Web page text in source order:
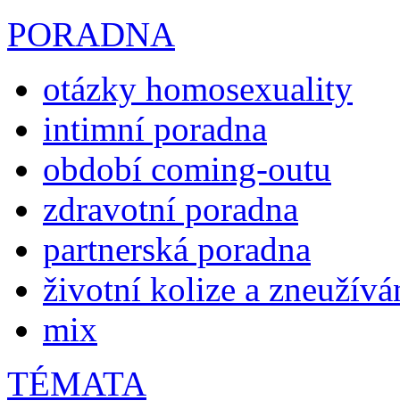
PORADNA
otázky homosexuality
intimní poradna
období coming-outu
zdravotní poradna
partnerská poradna
životní kolize a
mix
TÉMATA